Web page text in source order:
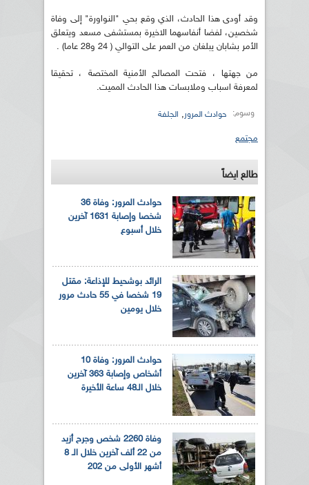
وقد أودى هذا الحادث، الذي وقع بحي "النواورة" إلى وفاة
شخصين، لفضا أنفاسهما الاخيرة بمستشفى مسعد ويتعلق
الأمر بشابان يبلغان من العمر على التوالي ( 24 و28 عاما) .
من جهتها ، فتحت المصالح الأمنية المختصة ، تحقيقا
لمعرفة اسباب وملابسات هذا الحادث المميت.
وسوم: حوادث المرور, الجلفة
مجتمع
طالع ايضاً
حوادث المرور: وفاة 36
شخصا وإصابة 1631 آخرين
خلال أسبوع
الرائد بوشحيط للإذاعة: مقتل
19 شخصا في 55 حادث مرور
خلال يومين
حوادث المرور: وفاة 10
أشخاص وإصابة 363 آخرين
خلال الـ48 ساعة الأخيرة
وفاة 2260 شخص وجرح أزيد
من 22 ألف آخرين خلال الـ 8
أشهر الأولى من 202